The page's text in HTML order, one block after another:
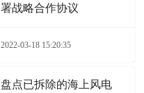
署战略合作协议
2022-03-18 15:20:35
盘点已拆除的海上风电